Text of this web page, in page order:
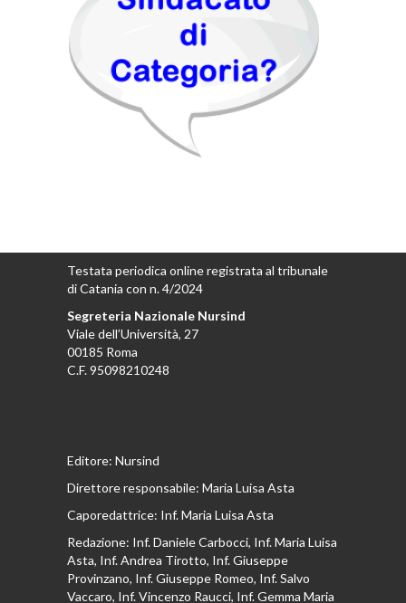
Testata periodica online registrata al tribunale
di Catania con n. 4/2024
Segreteria Nazionale Nursind
Viale dell’Università, 27
00185 Roma
C.F. 95098210248
Editore: Nursind
Direttore responsabile: Maria Luisa Asta
Caporedattrice: Inf. Maria Luisa Asta
Redazione: Inf. Daniele Carbocci, Inf. Maria Luisa
Asta, Inf. Andrea Tirotto, Inf. Giuseppe
Provinzano, Inf. Giuseppe Romeo, Inf. Salvo
Vaccaro, Inf. Vincenzo Raucci, Inf. Gemma Maria